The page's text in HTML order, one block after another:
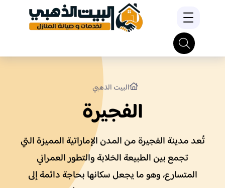
البيت الذهبي
الفجيرة
تُعد مدينة الفجيرة من المدن الإماراتية المميزة التي
تجمع بين الطبيعة الخلابة والتطور العمراني
المتسارع، وهو ما يجعل سكانها بحاجة دائمة إلى